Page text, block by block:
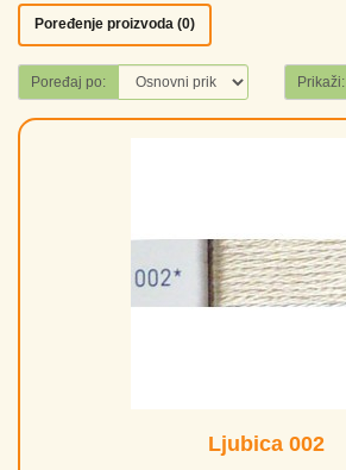
Poređenje proizvoda (0)
Poređaj po: Prikaži:
Ljubica 002